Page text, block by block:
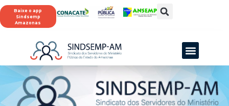
Baixe o app
Sindsemp
Amazonas